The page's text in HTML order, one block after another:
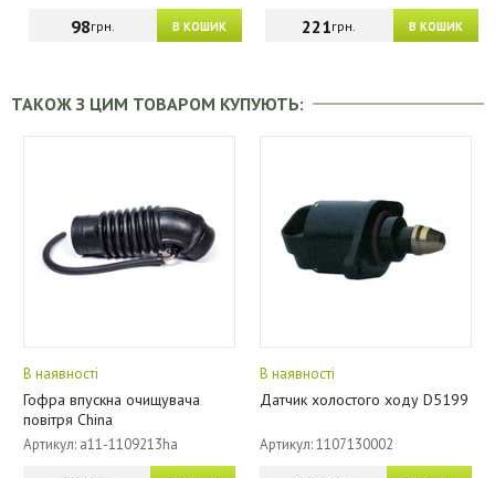
В КОШИК
98грн. В КОШИК
221грн.
ТАКОЖ З ЦИМ ТОВАРОМ КУПУЮТЬ:
В наявності
Гофра впускна очищувача
повітря China
Артикул: a11-1109213ha
В наявності
Датчик холостого ходу D5199
Артикул: 1107130002